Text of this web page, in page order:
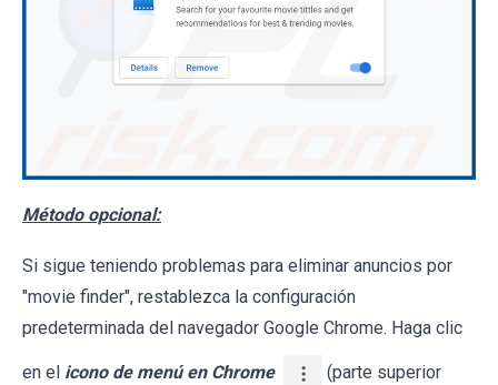
Método opcional:
Si sigue teniendo problemas para eliminar anuncios por
"movie finder", restablezca la configuración
predeterminada del navegador Google Chrome. Haga clic
en el icono de menú en Chrome (parte superior